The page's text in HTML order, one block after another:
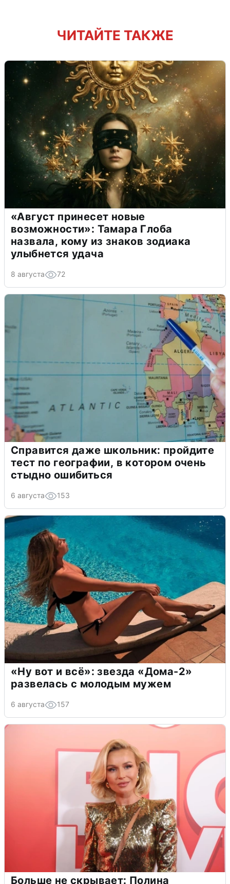
ЧИТАЙТЕ ТАКЖЕ
«Август принесет новые
возможности»: Тамара Глоба
назвала, кому из знаков зодиака
улыбнется удача
8 августа 72
Справится даже школьник: пройдите
тест по географии, в котором очень
стыдно ошибиться
6 августа 153
«Ну вот и всё»: звезда «Дома-2»
развелась с молодым мужем
6 августа 157
Больше не скрывает: Полина